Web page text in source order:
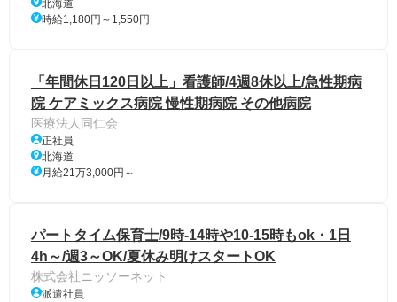
北海道
時給1,180円～1,550円
「年間休日120日以上」看護師/4週8休以上/急性期病
院 ケアミックス病院 慢性期病院 その他病院
医療法人同仁会
正社員
北海道
月給21万3,000円～
パートタイム保育士/9時-14時や10-15時もok・1日
4h～/週3～OK/夏休み明けスタートOK
株式会社ニッソーネット
派遣社員